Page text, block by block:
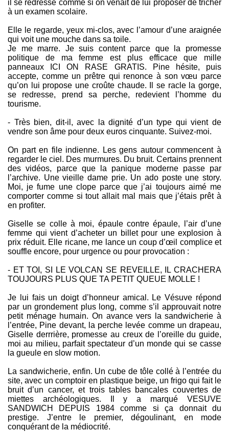
il se redresse comme si on venait de lui proposer de tricher
à un examen scolaire.
Elle le regarde, yeux mi-clos, avec l’amour d’une araignée
qui voit une mouche dans sa toile.
Je me marre. Je suis content parce que la promesse
politique de ma femme est plus efficace que mille
panneaux ICI ON RASE GRATIS. Pine hésite, puis
accepte, comme un prêtre qui renonce à son vœu parce
qu’on lui propose une croûte chaude. Il se racle la gorge,
se redresse, prend sa perche, redevient l’homme du
tourisme.
- Très bien, dit-il, avec la dignité d’un type qui vient de
vendre son âme pour deux euros cinquante. Suivez-moi.
On part en file indienne. Les gens autour commencent à
regarder le ciel. Des murmures. Du bruit. Certains prennent
des vidéos, parce que la panique moderne passe par
l’archive. Une vieille dame prie. Un ado poste une story.
Moi, je fume une clope parce que j’ai toujours aimé me
comporter comme si tout allait mal mais que j’étais prêt à
en profiter.
Giselle se colle à moi, épaule contre épaule, l’air d’une
femme qui vient d’acheter un billet pour une explosion à
prix réduit. Elle ricane, me lance un coup d’œil complice et
souffle encore, pour urgence ou pour provocation :
- ET TOI, SI LE VOLCAN SE REVEILLE, IL CRACHERA
TOUJOURS PLUS QUE TA PETIT QUEUE MOLLE !
Je lui fais un doigt d’honneur amical. Le Vésuve répond
par un grondement plus long, comme s’il approuvait notre
petit ménage humain. On avance vers la sandwicherie à
l’entrée, Pine devant, la perche levée comme un drapeau,
Giselle derrrière, promesse au creux de l’oreille du guide,
moi au milieu, parfait spectateur d’un monde qui se casse
la gueule en slow motion.
La sandwicherie, enfin. Un cube de tôle collé à l’entrée du
site, avec un comptoir en plastique beige, un frigo qui fait le
bruit d’un cancer, et trois tables bancales couvertes de
miettes archéologiques. Il y a marqué VESUVE
SANDWICH DEPUIS 1984 comme si ça donnait du
prestige. J’entre le premier, dégoulinant, en mode
conquérant de la médiocrité.